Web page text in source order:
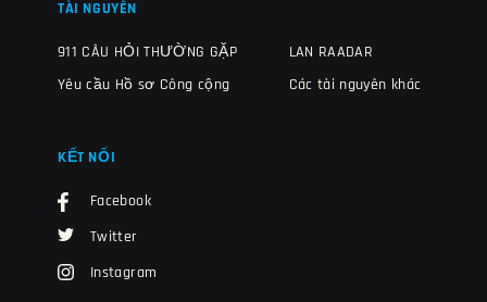
TÀI NGUYÊN
911 CÂU HỎI THƯỜNG GẶP
Yêu cầu Hồ sơ Công cộng
LAN RAADAR
Các tài nguyên khác
KẾT NỐI
Facebook
Twitter
Instagram